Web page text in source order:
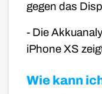
gegen das
- Die
iPhone XS
Wie kann